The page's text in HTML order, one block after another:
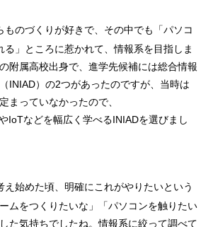
のづくりが好きで、その中でも「パソコ
る」ところに惹かれて、情報系を目指しま
附属高校出身で、進学先候補には総合情報
INIAD）の2つがあったのですが、当時は
まっていなかったので、
IoTなどを幅広く学べるINIADを選びまし
始めた頃、明確にこれがやりたいという
ムをつくりたいな」「パソコンを触りたい
た気持ちでしたね。情報系に絞って調べて